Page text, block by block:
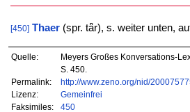
[450] Thaer(spr. tǟr), s. weiter unten,
Quelle:
Meyers Großes Konversations-
S. 450.
Permalink:
http://www.zeno.org/nid/
Lizenz:
Gemeinfrei
Faksimiles:
450